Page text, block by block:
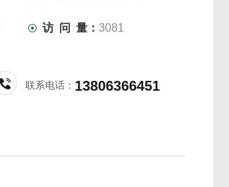
访 问 量：3081
联系电话： 13806366451